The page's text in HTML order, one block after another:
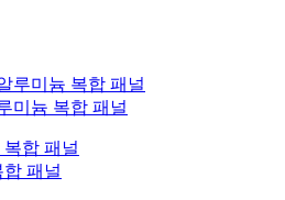
미늄 복합 패널
패널